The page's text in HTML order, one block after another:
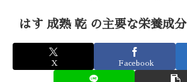
はす 成熟 乾 の主要な栄養成分
X Facebook